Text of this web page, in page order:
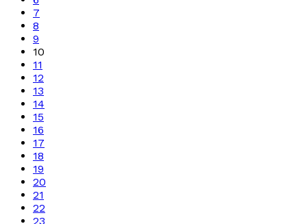
7
8
9
10
11
12
13
14
15
16
17
18
19
20
21
22
23